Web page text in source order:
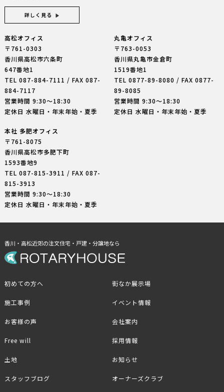
詳しく見る
高松オフィス
〒761-0303
香川県高松市六条町
647番地1
TEL 087-884-7111 / FAX 087-
884-7117
営業時間 9:30〜18:30
定休日 水曜日・年末年始・夏季
丸亀オフィス
〒763-0053
香川県丸亀市金倉町
1519番地1
TEL0877-89-8080 / FAX 0877-
89-8085
営業時間 9:30〜18:30
定休日 水曜日・年末年始・夏季
本社 多肥オフィス
〒761-8075
香川県高松市多肥下町
1593番地9
TEL 087-815-3911 / FAX 087-
815-3913
営業時間 9:30〜18:30
定休日 水曜日・年末年始・夏季
香川・高松近郊の注文住宅・戸建・分譲地なら
初めての方へ
施工事例
お客様の声
Free will
土地
街なか展示場
イベント情報
会社案内
採用情報
お知らせ
スタッフブログ オーナーズクラブ